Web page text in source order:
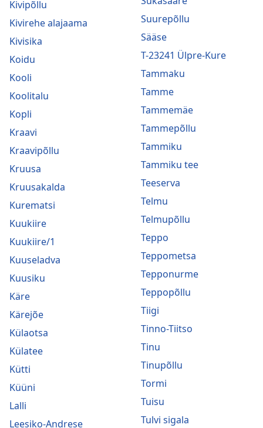
Kivipõllu
Kivirehe alajaama
Kivisika
Koidu
Kooli
Koolitalu
Kopli
Kraavi
Kraavipõllu
Kruusa
Kruusakalda
Kurematsi
Kuukiire
Kuukiire/1
Kuuseladva
Kuusiku
Käre
Kärejõe
Külaotsa
Külatee
Kütti
Küüni
Lalli
Leesiko-Andrese
Suurepõllu
Sääse
T-23241 Ülpre-Kure
Tammaku
Tamme
Tammemäe
Tammepõllu
Tammiku
Tammiku tee
Teeserva
Telmu
Telmupõllu
Teppo
Teppometsa
Tepponurme
Teppopõllu
Tiigi
Tinno-Tiitso
Tinu
Tinupõllu
Tormi
Tuisu
Tulvi sigala